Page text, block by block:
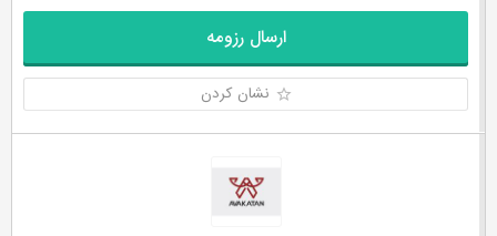
ارسال رزومه
نشان کردن